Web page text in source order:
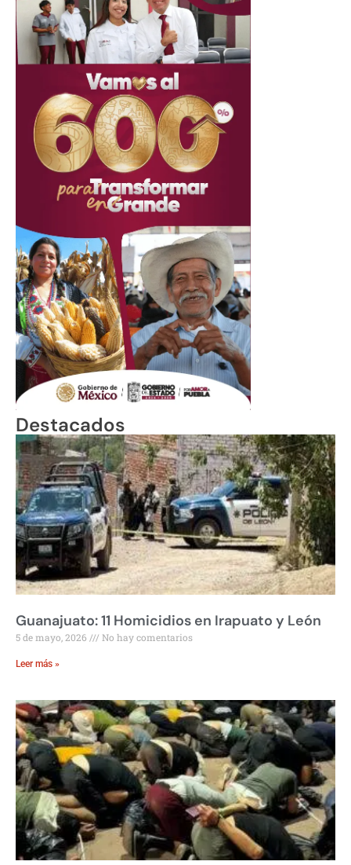
Destacados
Guanajuato: 11 Homicidios en Irapuato y León
5 de mayo, 2026 No hay comentarios
Leer más »